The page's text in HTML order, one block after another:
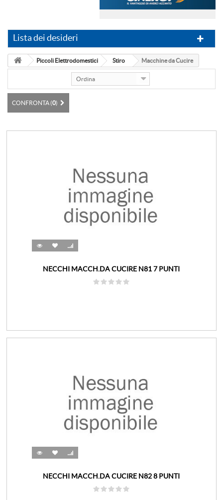
Piccoli Elettrodomestici Stiro Macchine da Cucire
Ordina
CONFRONTA (0)
NECCHI MACCH.DA CUCIRE N81 7 PUNTI
NECCHI MACCH.DA CUCIRE N82 8 PUNTI
Lista dei desideri